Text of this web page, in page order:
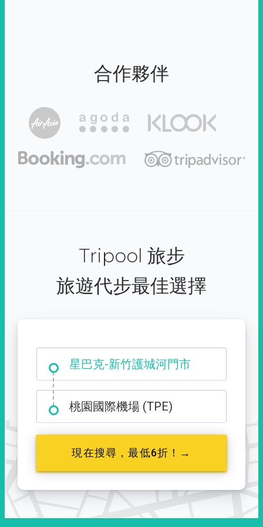
合作夥伴
Tripool 旅步
旅遊代步最佳選擇
星巴克-新竹護城河門市
大霸尖山登山口
桃園國際機場 (TPE)
現在搜尋，最低6折！→